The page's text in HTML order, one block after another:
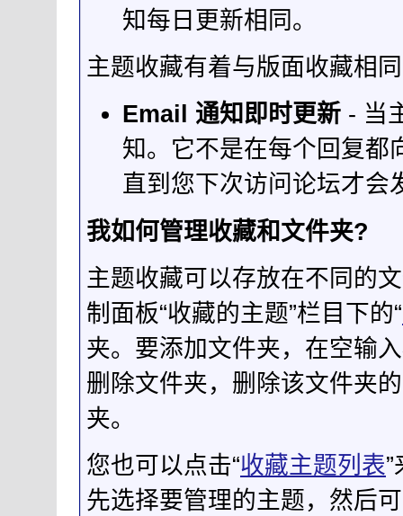
知每日更新相同。
主题收藏有着与版面收藏相
Email 通知即时更新- 当
知。它不是在每个回复都
直到您下次访问论坛才会
我如何管理收藏和文件夹?
主题收藏可以存放在不同的
制面板“收藏的主题”栏目下的“
夹。要添加文件夹，在空输
删除文件夹，删除该文件夹
夹。
您也可以点击“收藏主题列表
先选择要管理的主题，然后